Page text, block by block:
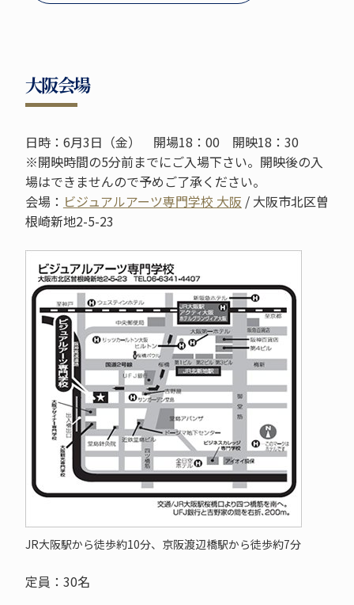
大阪会場
日時：6月3日（金） 開場18：00 開映18：30
※開映時間の5分前までにご入場下さい。開映後の入
場はできませんので予めご了承ください。
会場： ビジュアルアーツ専門学校 大阪 / 大阪市北区曽
根崎新地2-5-23
JR大阪駅から徒歩約10分、京阪渡辺橋駅から徒歩約7分
定員：30名